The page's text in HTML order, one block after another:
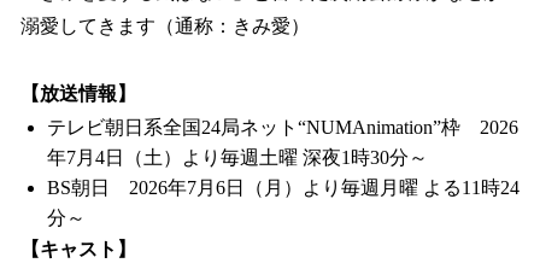
溺愛してきます（通称：きみ愛）
【放送情報】
テレビ朝日系全国24局ネット“NUMAnimation”枠 2026
年7月4日（土）より毎週土曜 深夜1時30分～
BS朝日 2026年7月6日（月）より毎週月曜 よる11時24
分～
【キャスト】